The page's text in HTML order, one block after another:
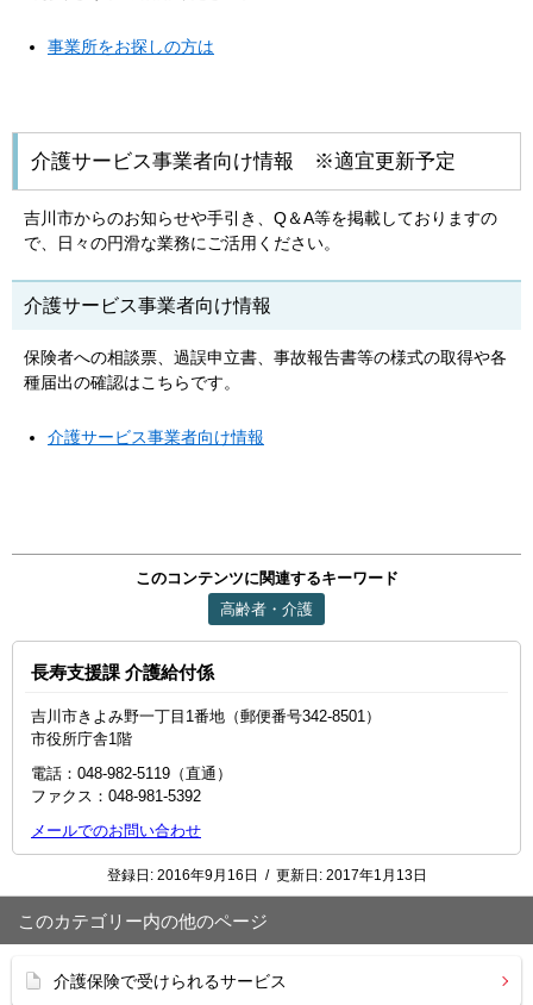
事業所をお探しの方は
介護サービス事業者向け情報 ※適宜更新予定
吉川市からのお知らせや手引き、Q＆A等を掲載しておりますの
で、日々の円滑な業務にご活用ください。
介護サービス事業者向け情報
保険者への相談票、過誤申立書、事故報告書等の様式の取得や各
種届出の確認はこちらです。
介護サービス事業者向け情報
このコンテンツに関連するキーワード
高齢者・介護
長寿支援課 介護給付係
吉川市きよみ野一丁目1番地（郵便番号342-8501）
市役所庁舎1階
電話：048-982-5119（直通）
ファクス：048‐981‐5392
メールでのお問い合わせ
登録日: 2016年9月16日 / 更新日: 2017年1月13日
このカテゴリー内の他のページ
介護保険で受けられるサービス